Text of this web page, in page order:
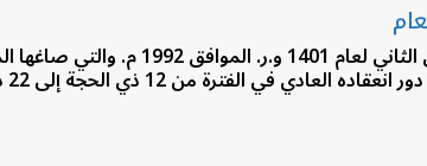
مؤتمر الشعب العام ،، تنفيذاً لقرارات المؤتمرات الشعبية الأساسية